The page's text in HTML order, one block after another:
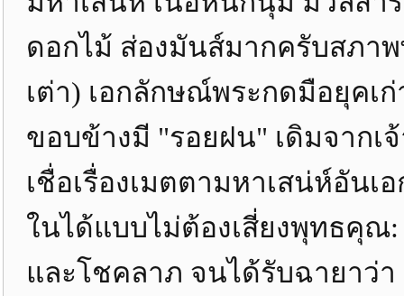
ดอกไม้ ส่องมันส์มากครับสภา
เต่า) เอกลักษณ์พระกดมือยุคเ
ขอบข้างมี "รอยฝน" เดิมจากเ
เชื่อเรื่องเมตตามหาเสน่ห์อัน
ในได้แบบไม่ต้องเสี่ยงพุทธคุณ
และโชคลาภ จนได้รับฉายาว่